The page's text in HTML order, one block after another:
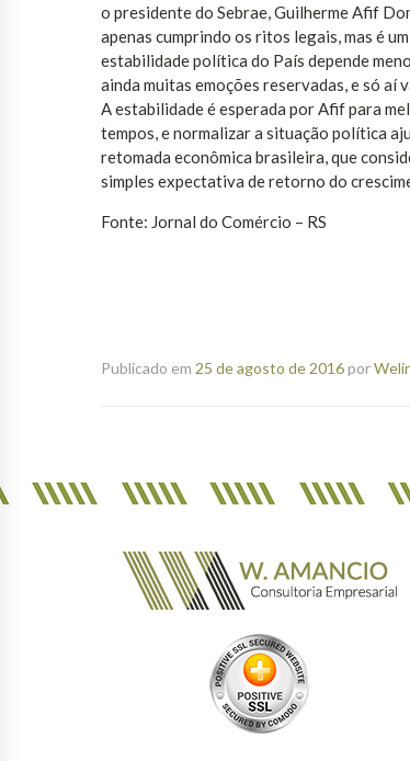
o presidente do Sebrae, Guilherme Afif
apenas cumprindo os ritos legais, mas é
estabilidade política do País depende
ainda muitas emoções reservadas, e só aí
A estabilidade é esperada por Afif para
tempos, e normalizar a situação política
retomada econômica brasileira, que
simples expectativa de retorno do
Fonte: Jornal do Comércio – RS
Publicado em 25 de agosto de 2016por